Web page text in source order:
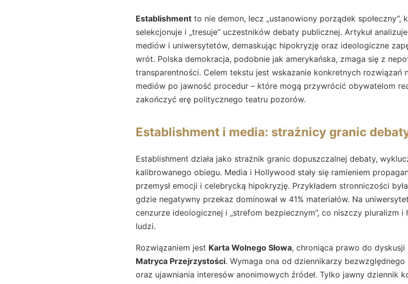
Establishment to nie demon, lecz „ustanowiony porządek
selekcjonuje i „tresuje” uczestników debaty publicznej. Artykuł
mediów i uniwersytetów, demaskując hipokryzję oraz ideologiczne
wrót. Polska demokracja, podobnie jak amerykańska, zmaga się z
transparentności. Celem tekstu jest wskazanie konkretnych rozwiązań
mediów po jawność procedur – które mogą przywrócić obywatelom
zakończyć erę politycznego teatru pozorów.
Establishment i media: strażnicy granic
Establishment działa jako strażnik granic dopuszczalnej debaty,
kalibrowanego obiegu. Media i Hollywood stały się ramieniem
przemysł emocji i celebrycką hipokryzję. Przykładem stronniczości
gdzie negatywny przekaz dominował w 41% materiałów. Na
cenzurze ideologicznej i „strefom bezpiecznym”, co niszczy pluralizm
ludzi.
Rozwiązaniem jest Karta Wolnego Słowa, chroniąca prawo do dyskusji
Matryca Przejrzystości. Wymaga ona od dziennikarzy
oraz ujawniania interesów anonimowych źródeł. Tylko jawny dziennik